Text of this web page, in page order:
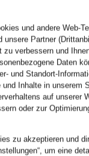
und andere Web-
unsere Partner
zu verbessern und
Daten
und Standort-
Inhalte in unserem
auf unserer
oder zur
zu akzeptieren und
um eine